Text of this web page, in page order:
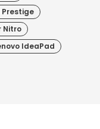
Prestige
Nitro
IdeaPad